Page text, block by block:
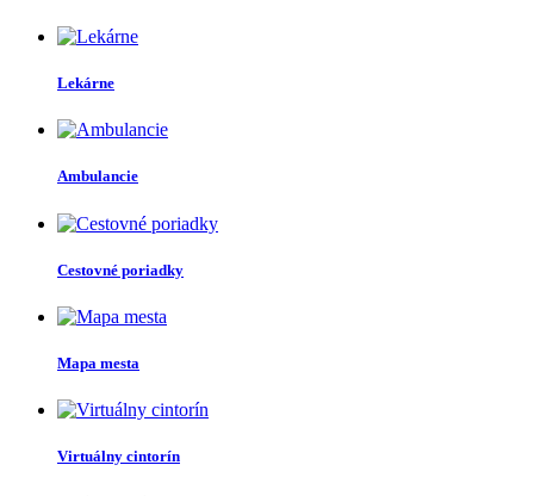
Lekárne
Ambulancie
Cestovné poriadky
Mapa mesta
Virtuálny cintorín